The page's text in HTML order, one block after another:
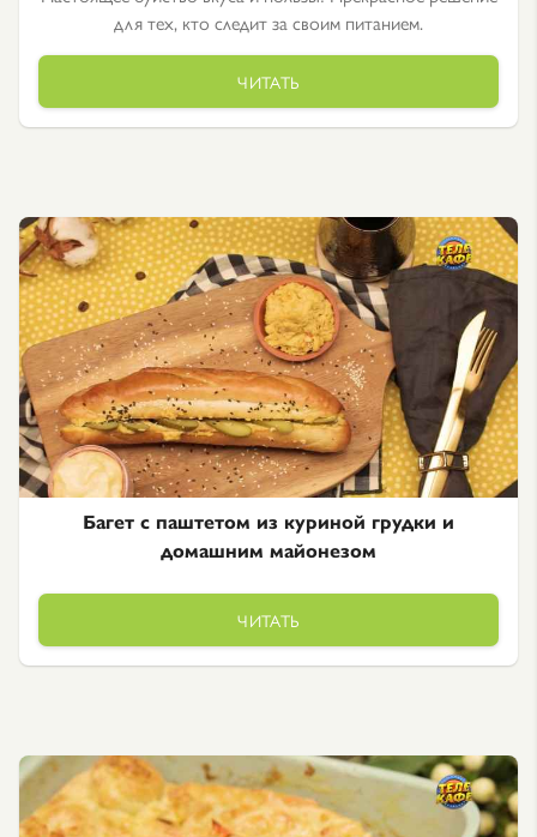
для тех, кто следит за своим питанием.
ЧИТАТЬ
Багет с паштетом из куриной грудки и
домашним майонезом
ЧИТАТЬ